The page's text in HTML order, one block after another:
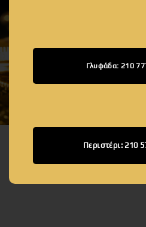
Γλυφάδα: 210
Περιστέρι: 210